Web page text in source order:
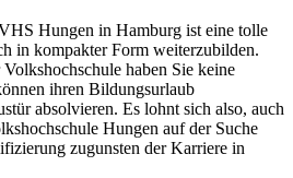
Hungen in Hamburg ist eine tolle
in kompakter Form weiterzubilden.
haben Sie keine
ihren Bildungsurlaub
absolvieren. Es lohnt sich also, auch
Hungen auf der Suche
zugunsten der Karriere in